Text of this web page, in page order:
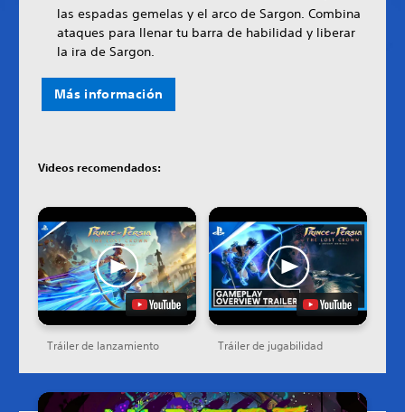
las espadas gemelas y el arco de Sargon. Combina
ataques para llenar tu barra de habilidad y liberar
la ira de Sargon.
Más información
Videos recomendados:
Tráiler de lanzamiento Tráiler de jugabilidad